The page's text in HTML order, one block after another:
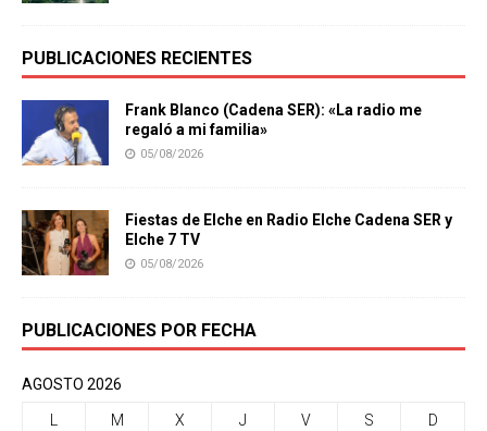
PUBLICACIONES RECIENTES
Frank Blanco (Cadena SER): «La radio me
regaló a mi familia»
05/08/2026
Fiestas de Elche en Radio Elche Cadena SER y
Elche 7 TV
05/08/2026
PUBLICACIONES POR FECHA
AGOSTO 2026
L M X J V S D